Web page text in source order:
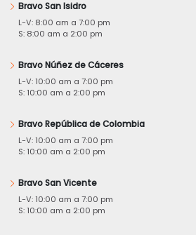
Bravo San Isidro
L-V: 8:00 am a 7:00 pm
S: 8:00 am a 2:00 pm
Bravo Núñez de Cáceres
L-V: 10:00 am a 7:00 pm
S: 10:00 am a 2:00 pm
Bravo República de Colombia
L-V: 10:00 am a 7:00 pm
S: 10:00 am a 2:00 pm
Bravo San Vicente
L-V: 10:00 am a 7:00 pm
S: 10:00 am a 2:00 pm